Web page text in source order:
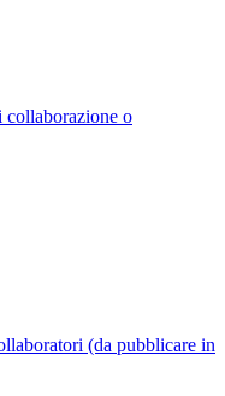
o
(da pubblicare in